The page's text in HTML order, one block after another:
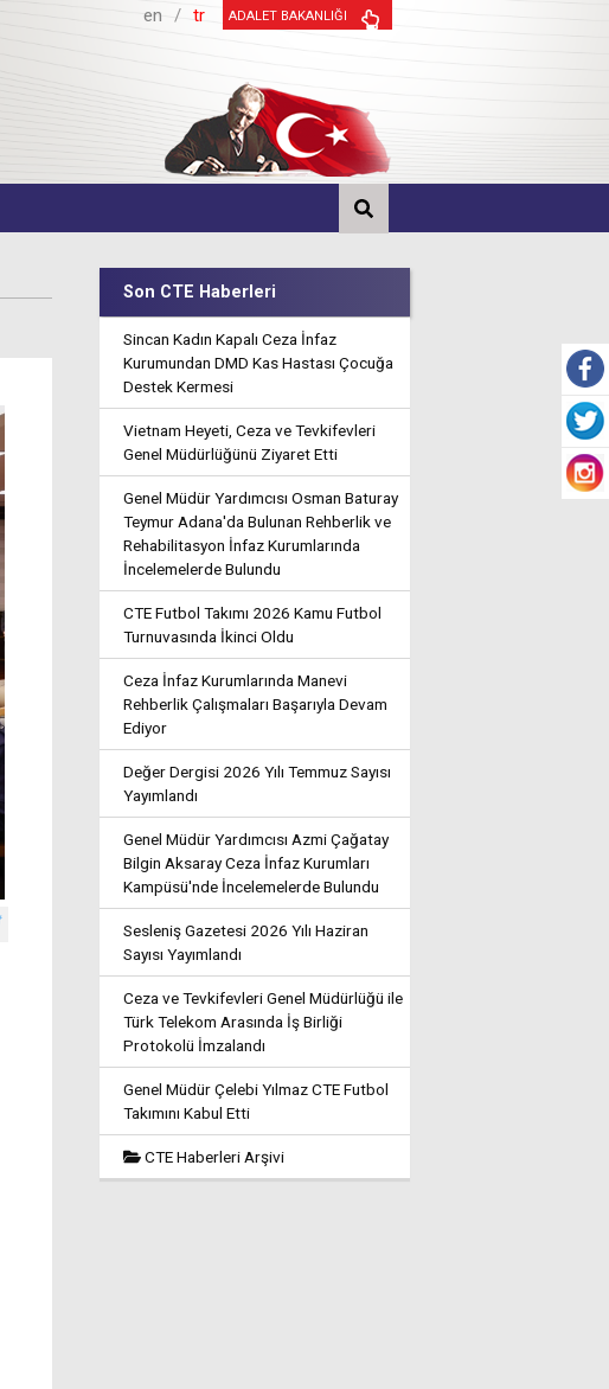
en / tr ADALET BAKANLIĞI
Son CTE Haberleri
Sincan Kadın Kapalı Ceza İnfaz
Kurumundan DMD Kas Hastası Çocuğa
Destek Kermesi
Vietnam Heyeti, Ceza ve Tevkifevleri
Genel Müdürlüğünü Ziyaret Etti
Genel Müdür Yardımcısı Osman Baturay
Teymur Adana'da Bulunan Rehberlik ve
Rehabilitasyon İnfaz Kurumlarında
İncelemelerde Bulundu
CTE Futbol Takımı 2026 Kamu Futbol
Turnuvasında İkinci Oldu
Ceza İnfaz Kurumlarında Manevi
Rehberlik Çalışmaları Başarıyla Devam
Ediyor
Değer Dergisi 2026 Yılı Temmuz Sayısı
Yayımlandı
Genel Müdür Yardımcısı Azmi Çağatay
Bilgin Aksaray Ceza İnfaz Kurumları
Kampüsü'nde İncelemelerde Bulundu
Sesleniş Gazetesi 2026 Yılı Haziran
Sayısı Yayımlandı
Ceza ve Tevkifevleri Genel Müdürlüğü ile
Türk Telekom Arasında İş Birliği
Protokolü İmzalandı
Genel Müdür Çelebi Yılmaz CTE Futbol
Takımını Kabul Etti
CTE Haberleri Arşivi